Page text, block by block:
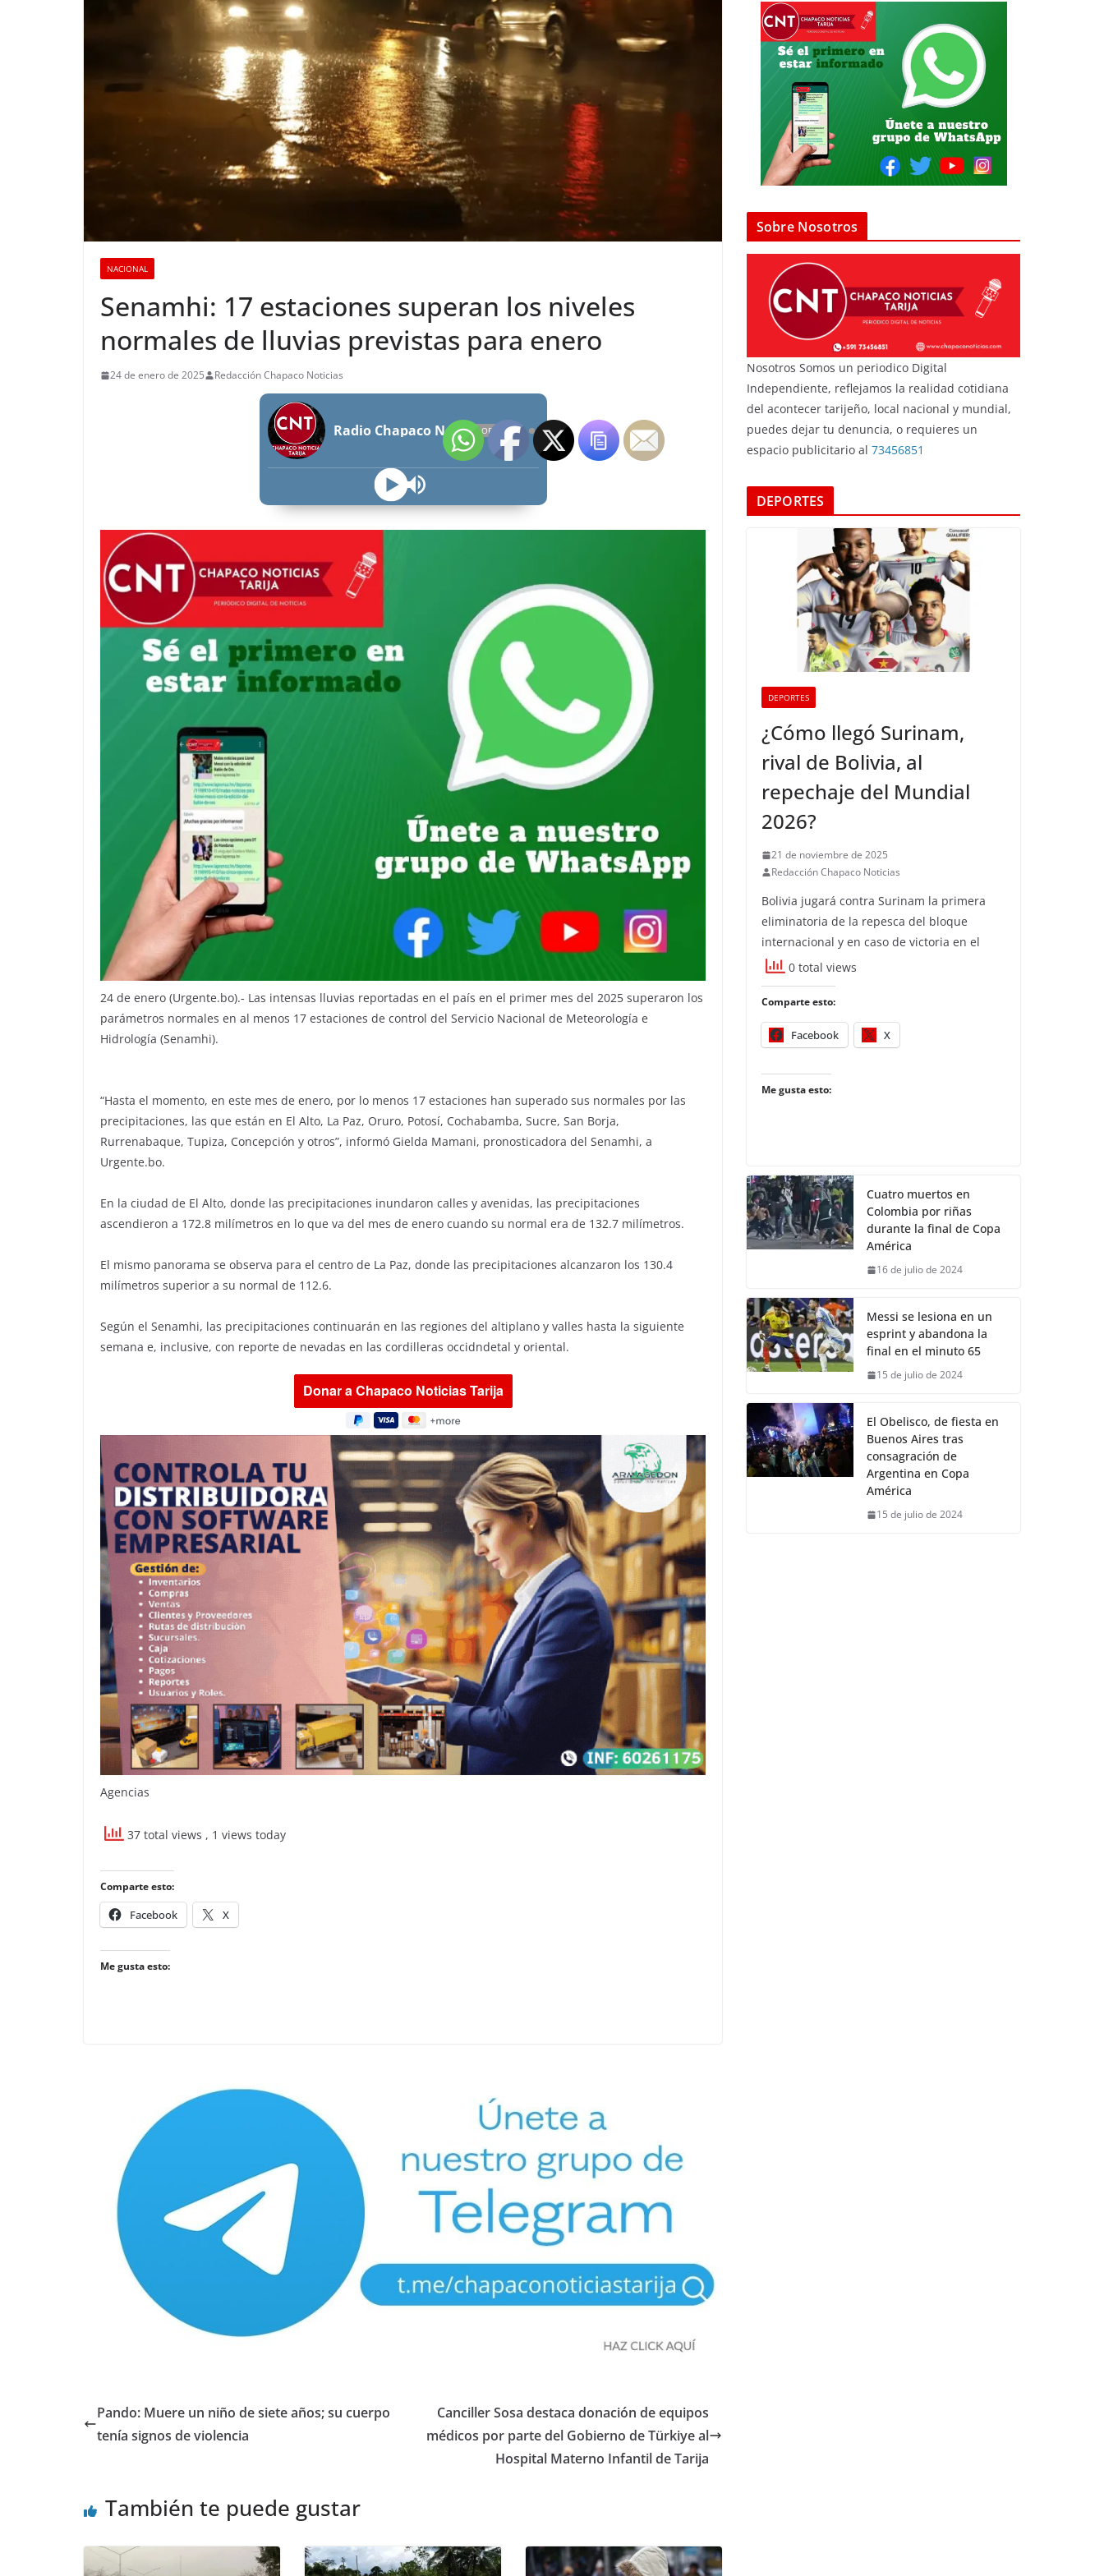
NACIONAL
Senamhi: 17 estaciones superan los niveles
normales de lluvias previstas para enero
24 de enero de 2025 Redacción Chapaco Noticias
Radio Chapaco Noticias Las 24 horas en vivo OFFLINE
24 de enero (Urgente.bo).- Las intensas lluvias reportadas en el país en el primer mes del 2025 superaron los
parámetros normales en al menos 17 estaciones de control del Servicio Nacional de Meteorología e
Hidrología (Senamhi).
“Hasta el momento, en este mes de enero, por lo menos 17 estaciones han superado sus normales por las
precipitaciones, las que están en El Alto, La Paz, Oruro, Potosí, Cochabamba, Sucre, San Borja,
Rurrenabaque, Tupiza, Concepción y otros”, informó Gielda Mamani, pronosticadora del Senamhi, a
Urgente.bo.
En la ciudad de El Alto, donde las precipitaciones inundaron calles y avenidas, las precipitaciones
ascendieron a 172.8 milímetros en lo que va del mes de enero cuando su normal era de 132.7 milímetros.
El mismo panorama se observa para el centro de La Paz, donde las precipitaciones alcanzaron los 130.4
milímetros superior a su normal de 112.6.
Según el Senamhi, las precipitaciones continuarán en las regiones del altiplano y valles hasta la siguiente
semana e, inclusive, con reporte de nevadas en las cordilleras occidndetal y oriental.
Agencias
37 total views , 1 views today
Comparte esto:
Facebook X
Me gusta esto:
Pando: Muere un niño de siete años; su cuerpo
tenía signos de violencia
Canciller Sosa destaca donación de equipos
médicos por parte del Gobierno de Türkiye al
Hospital Materno Infantil de Tarija
También te puede gustar
Sobre Nosotros
Nosotros Somos un periodico Digital
Independiente, reflejamos la realidad cotidiana
del acontecer tarijeño, local nacional y mundial,
puedes dejar tu denuncia, o requieres un
espacio publicitario al 73456851
DEPORTES
DEPORTES
¿Cómo llegó Surinam,
rival de Bolivia, al
repechaje del Mundial
2026?
21 de noviembre de 2025
Redacción Chapaco Noticias
Bolivia jugará contra Surinam la primera
eliminatoria de la repesca del bloque
internacional y en caso de victoria en el
0 total views
Comparte esto:
Facebook X
Me gusta esto:
Cuatro muertos en
Colombia por riñas
durante la final de Copa
América
16 de julio de 2024
Messi se lesiona en un
esprint y abandona la
final en el minuto 65
15 de julio de 2024
El Obelisco, de fiesta en
Buenos Aires tras
consagración de
Argentina en Copa
América
15 de julio de 2024